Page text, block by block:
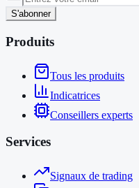
S'abonner
Produits
Tous les produits
Indicatrices
Conseillers experts
Services
Signaux de trading